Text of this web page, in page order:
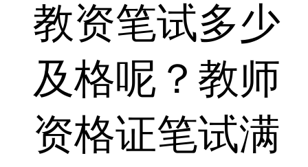
教资笔试多少
及格呢？教师
资格证笔试满